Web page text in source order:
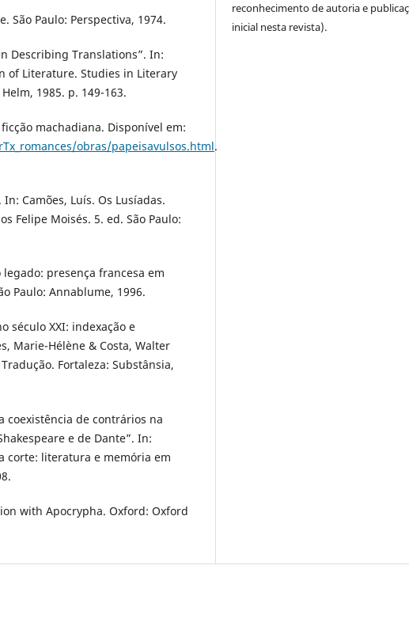
São Paulo: Perspectiva, 1974.
Describing Translations”. In:
of Literature. Studies in Literary
1985. p. 149-163.
machadiana. Disponível em:
obras/papeisavulsos.html.
Camões, Luís. Os Lusíadas.
Felipe Moisés. 5. ed. São Paulo:
presença francesa em
Paulo: Annablume, 1996.
século XXI: indexação e
Marie-Hélène & Costa, Walter
Fortaleza: Substânsia,
coexistência de contrários na
e de Dante”. In:
corte: literatura e memória em
with Apocrypha. Oxford: Oxford
reconhecimento de autoria e
inicial nesta revista).